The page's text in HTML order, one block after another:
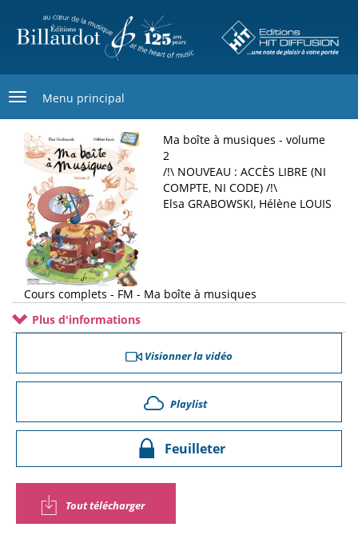
contenu
Menu principal
Ma boîte à musiques - volume
2
/!\ NOUVEAU : ACCÈS LIBRE (NI
COMPTE, NI CODE) /!\
Elsa GRABOWSKI, Hélène LOUIS
Cours complets - FM - Ma boîte à musiques
Plus d'informations
Visionner la vidéo
Playlist
Feuilleter
Tout télécharger